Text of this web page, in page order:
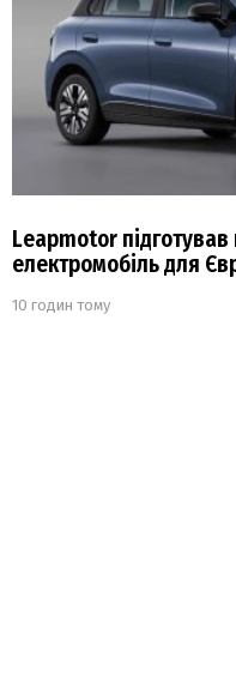
Leapmotor
електромобіль для
10 годин тому